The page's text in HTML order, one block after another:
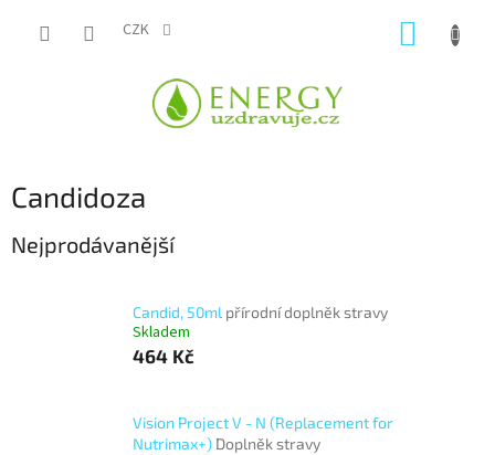
CZK
Candidoza
Nejprodávanější
Candid, 50ml přírodní doplněk stravy
Skladem
464 Kč
Vision Project V - N (Replacement for
Nutrimax+) Doplněk stravy